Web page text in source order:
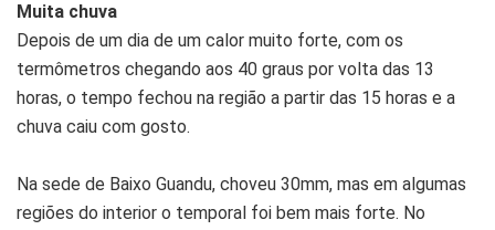
Muita chuva
Depois de um dia de um calor muito forte, com os
termômetros chegando aos 40 graus por volta das 13
horas, o tempo fechou na região a partir das 15 horas e a
chuva caiu com gosto.
Na sede de Baixo Guandu, choveu 30mm, mas em algumas
regiões do interior o temporal foi bem mais forte. No